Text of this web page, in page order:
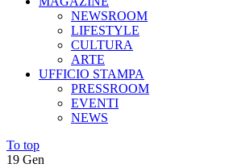
NEWSROOM
LIFESTYLE
CULTURA
ARTE
UFFICIO STAMPA
PRESSROOM
EVENTI
NEWS
To top
19 Gen